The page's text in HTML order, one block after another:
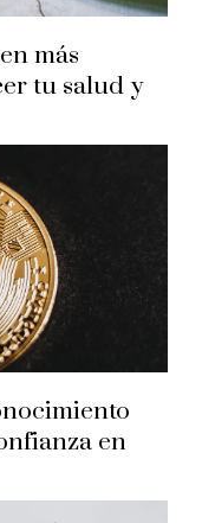
más
tu salud y
en